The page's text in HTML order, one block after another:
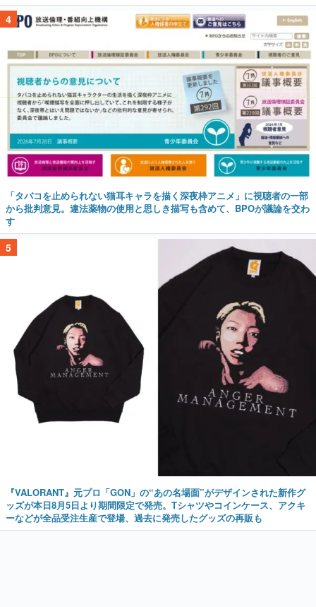
4
「タバコを止められない猫耳キャラを描く深夜枠アニメ」に視聴者の一部
から批判意見。違法薬物の使用と思しき描写も含めて、BPOが議論を交わ
す
5
『VALORANT』元プロ「GON」の“あの名場面”がデザインされた新作グ
ッズが本日8月5日より期間限定で発売。Tシャツやコインケース、アクキ
ーなどが全品受注生産で登場、過去に発売したグッズの再販も